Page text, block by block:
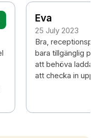
Hässlö
Eva
25 July 2023
Bra,
bara tillgänglig på
att behöva ladda
att checka in